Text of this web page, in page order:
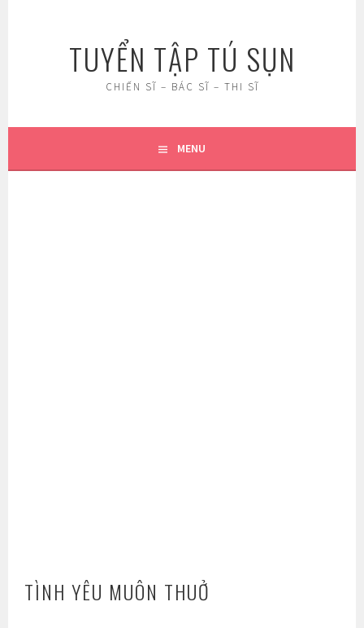
TUYỂN TẬP TÚ SỤN
CHIẾN SĨ – BÁC SĨ – THI SĨ
MENU
TÌNH YÊU MUÔN THUỞ